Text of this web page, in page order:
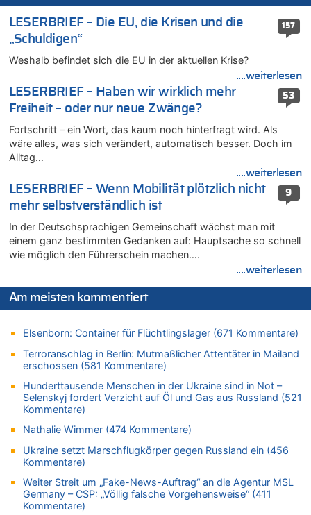
Tempolimit in 30er-Zonen – Untersuchung von Vias
07.08.2026 - 11:15 von Dax zu
Wie kam es zur Ceuta-Krise?
07.08.2026 - 11:12 von Frage zu
Wasserstand des Rheins in NRW so niedrig wie noch nie
07.08.2026 - 10:29 von Soso zu
Aachen ab 11. August wieder Mekka des Pferdesports –
07.08.2026 - 10:23 von Opa zu
In Belgien missachten zwei von drei Autofahrern das
07.08.2026 - 10:05 von Ostbelgien Direkt zu
Soll Belgien Tempolimit auf Autobahnen erhöhen? – In
07.08.2026 - 10:05 von N. A. Klar zu
In Belgien missachten zwei von drei Autofahrern das
Tempolimit in 30er-Zonen – Untersuchung von Vias
Das 44. Tirolerfest in Eupen in Bildern [Fotogalerie]
07.08.2026 - 09:18 von Noppi zu
AS Eupen: „Keiner weiß, wohin die Reise geht…“
Zweite Hitzewelle in diesem Sommer ist jetzt amtlich
07.08.2026 - 01:12 von WK zu
Warum die Waldbrände in Frankreich und Spanien Rekorde
brechen [Fragen & Antworten]
07.08.2026 - 01:03 von Hugo Egon Bernhard von Sinnen zu
07.08.2026 - 00:50 von WK zu
07.08.2026 - 00:06 von 5/11 zu
Mehrere Menschen in Londons City niedergestochen
157
LESERBRIEF – Die EU, die Krisen und die
„Schuldigen“
Weshalb befindet sich die EU in der aktuellen Krise?
....weiterlesen
53
LESERBRIEF – Haben wir wirklich mehr
Freiheit – oder nur neue Zwänge?
Fortschritt – ein Wort, das kaum noch hinterfragt wird. Als
wäre alles, was sich verändert, automatisch besser. Doch im
Alltag…
....weiterlesen
9
LESERBRIEF – Wenn Mobilität plötzlich nicht
mehr selbstverständlich ist
In der Deutschsprachigen Gemeinschaft wächst man mit
einem ganz bestimmten Gedanken auf: Hauptsache so schnell
wie möglich den Führerschein machen….
....weiterlesen
Am meisten kommentiert
Elsenborn: Container für Flüchtlingslager (671 Kommentare)
Terroranschlag in Berlin: Mutmaßlicher Attentäter in Mailand
erschossen (581 Kommentare)
Hunderttausende Menschen in der Ukraine sind in Not –
Selenskyj fordert Verzicht auf Öl und Gas aus Russland (521
Kommentare)
Nathalie Wimmer (474 Kommentare)
Ukraine setzt Marschflugkörper gegen Russland ein (456
Kommentare)
Weiter Streit um „Fake-News-Auftrag“ an die Agentur MSL
Germany – CSP: „Völlig falsche Vorgehensweise“ (411
Kommentare)